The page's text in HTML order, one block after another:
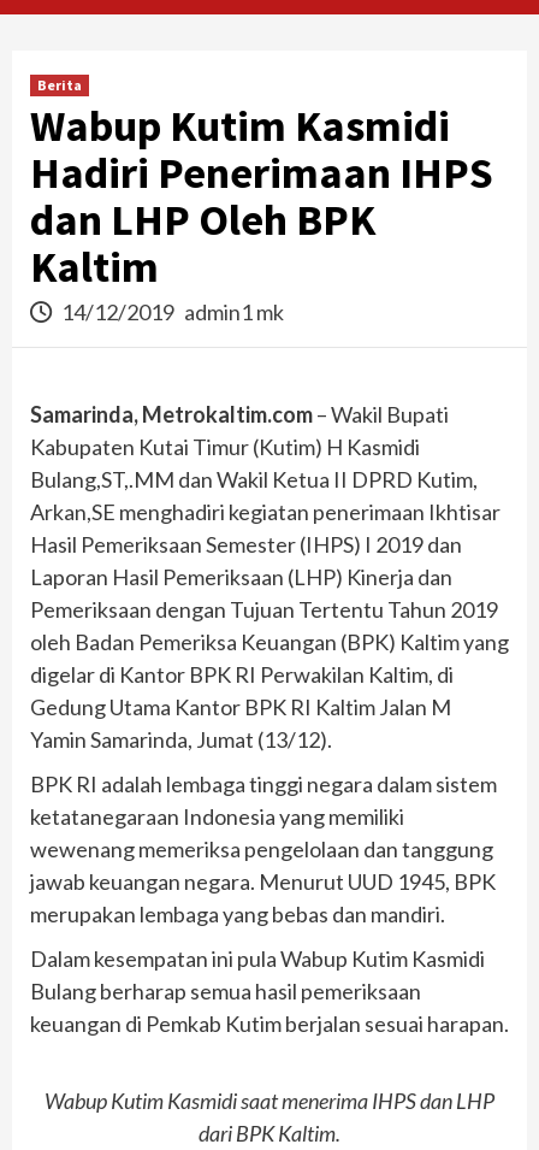
Berita
Wabup Kutim Kasmidi
Hadiri Penerimaan IHPS
dan LHP Oleh BPK
Kaltim
14/12/2019 admin1 mk
Samarinda, Metrokaltim.com– Wakil Bupati
Kabupaten Kutai Timur (Kutim) H Kasmidi
Bulang,ST,.MM dan Wakil Ketua II DPRD Kutim,
Arkan,SE menghadiri kegiatan penerimaan Ikhtisar
Hasil Pemeriksaan Semester (IHPS) I 2019 dan
Laporan Hasil Pemeriksaan (LHP) Kinerja dan
Pemeriksaan dengan Tujuan Tertentu Tahun 2019
oleh Badan Pemeriksa Keuangan (BPK) Kaltim yang
digelar di Kantor BPK RI Perwakilan Kaltim, di
Gedung Utama Kantor BPK RI Kaltim Jalan M
Yamin Samarinda, Jumat (13/12).
BPK RI adalah lembaga tinggi negara dalam sistem
ketatanegaraan Indonesia yang memiliki
wewenang memeriksa pengelolaan dan tanggung
jawab keuangan negara. Menurut UUD 1945, BPK
merupakan lembaga yang bebas dan mandiri.
Dalam kesempatan ini pula Wabup Kutim Kasmidi
Bulang berharap semua hasil pemeriksaan
keuangan di Pemkab Kutim berjalan sesuai harapan.
Wabup Kutim Kasmidi saat menerima IHPS dan LHP
dari BPK Kaltim.